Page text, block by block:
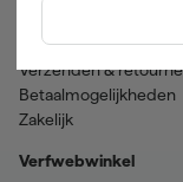
Klantenservice
Verzenden &
Betaalmogelijkheden
Zakelijk
Verfwebwinkel